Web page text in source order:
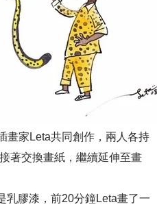
畫家Leta共同創作，兩人各持
著交換畫紙，繼續延伸至畫
乳膠漆，前20分鐘Leta畫了一